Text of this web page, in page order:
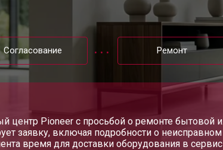
Согласование Ремонт
центр Pioneer с просьбой о ремонте бытовой
заявку, включая подробности о
время для доставки оборудования в